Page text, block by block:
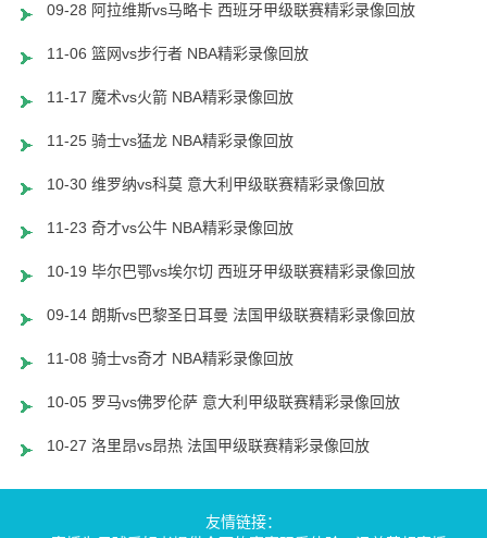
09-28 阿拉维斯vs马略卡 西班牙甲级联赛精彩录像回放
11-06 篮网vs步行者 NBA精彩录像回放
11-17 魔术vs火箭 NBA精彩录像回放
11-25 骑士vs猛龙 NBA精彩录像回放
10-30 维罗纳vs科莫 意大利甲级联赛精彩录像回放
11-23 奇才vs公牛 NBA精彩录像回放
10-19 毕尔巴鄂vs埃尔切 西班牙甲级联赛精彩录像回放
09-14 朗斯vs巴黎圣日耳曼 法国甲级联赛精彩录像回放
11-08 骑士vs奇才 NBA精彩录像回放
10-05 罗马vs佛罗伦萨 意大利甲级联赛精彩录像回放
10-27 洛里昂vs昂热 法国甲级联赛精彩录像回放
友情链接：